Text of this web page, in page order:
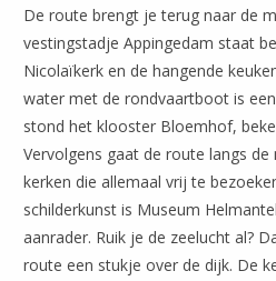
De route brengt je terug naar de
vestingstadje Appingedam staat
Nicolaïkerk en de hangende
water met de rondvaartboot is
stond het klooster Bloemhof,
Vervolgens gaat de route langs
kerken die allemaal vrij te
schilderkunst is Museum
aanrader. Ruik je de zeelucht al?
route een stukje over de dijk. De